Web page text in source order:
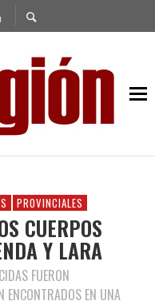
PROVINCIALES
CUERPOS
Y LARA
FUERON
ENCONTRADOS EN UNA